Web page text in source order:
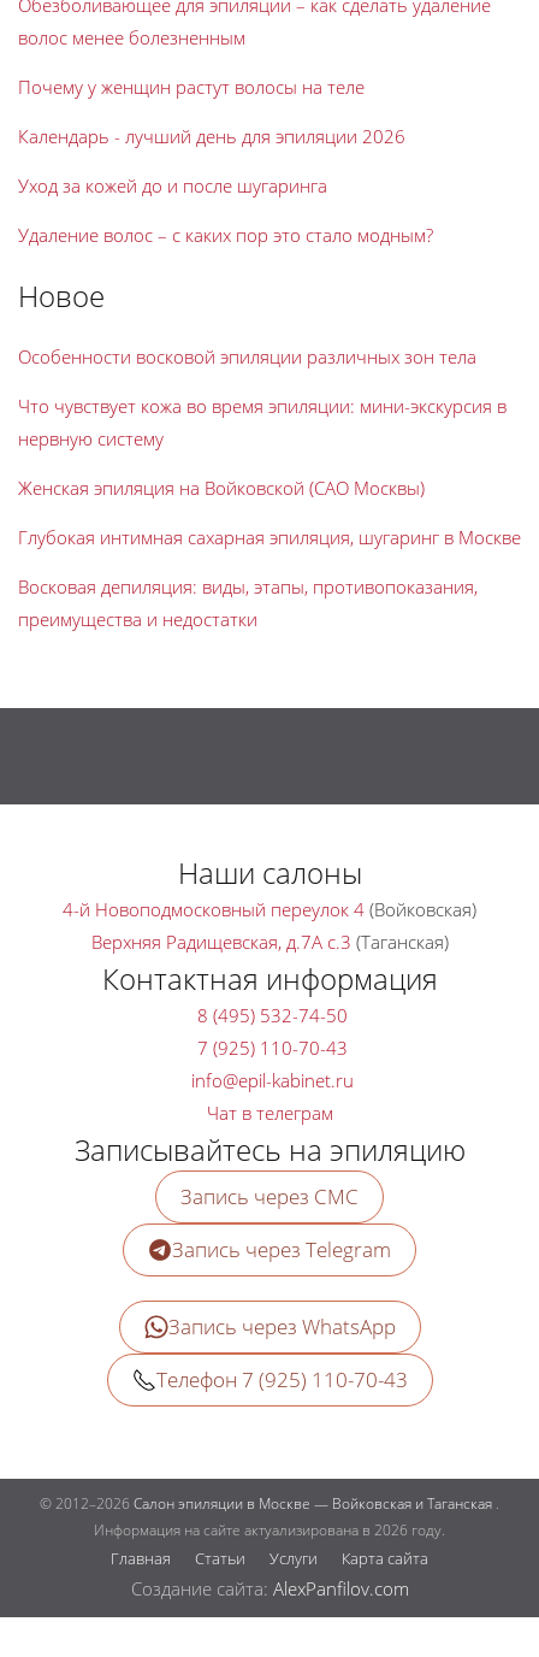
Обезболивающее для эпиляции – как сделать удаление
волос менее болезненным
Почему у женщин растут волосы на теле
Календарь - лучший день для эпиляции 2026
Уход за кожей до и после шугаринга
Удаление волос – с каких пор это стало модным?
Новое
Особенности восковой эпиляции различных зон тела
Что чувствует кожа во время эпиляции: мини-экскурсия в
нервную систему
Женская эпиляция на Войковской (САО Москвы)
Глубокая интимная сахарная эпиляция, шугаринг в Москве
Восковая депиляция: виды, этапы, противопоказания,
преимущества и недостатки
Наши салоны
4-й Новоподмосковный переулок 4 (Войковская)
Верхняя Радищевская, д.7A с.3 (Таганская)
Контактная информация
8 (495) 532-74-50
7 (925) 110-70-43
Чат в телеграм
Записывайтесь на эпиляцию
Запись через СМС
Запись через Telegram
Запись через WhatsApp
Телефон 7 (925) 110-70-43
© 2012–2026 Салон эпиляции в Москве — Войковская и Таганская .
Информация на сайте актуализирована в 2026 году.
Главная Статьи Услуги Карта сайта
Создание сайта: AlexPanfilov.com